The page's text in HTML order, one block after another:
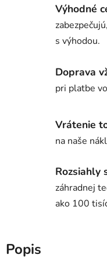
Výhodné
s výhodou.
Doprava
pri platbe
Vrátenie
na naše
Rozsiahly
záhradnej
ako 100
Popis